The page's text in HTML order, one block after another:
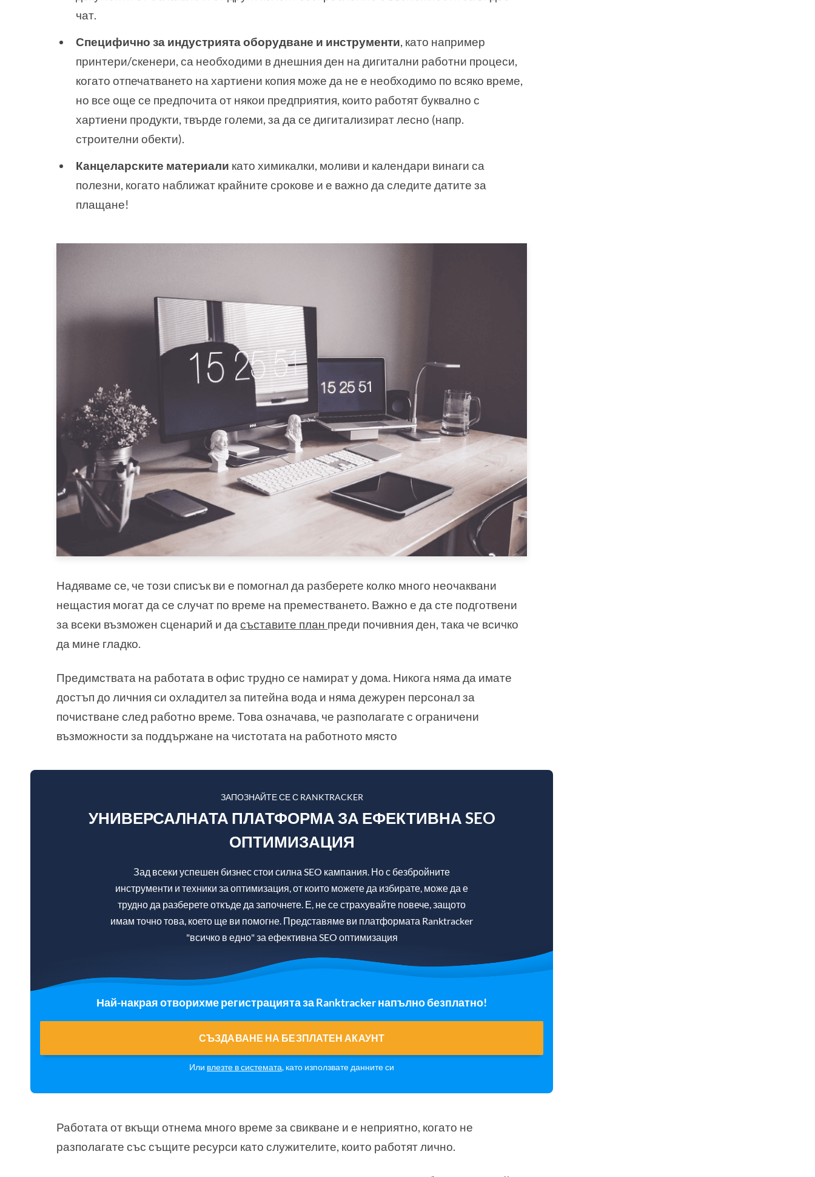
чат.
Специфично за индустрията оборудване и инструменти , като например
принтери/скенери, са необходими в днешния ден на дигитални работни процеси,
когато отпечатването на хартиени копия може да не е необходимо по всяко време,
но все още се предпочита от някои предприятия, които работят буквално с
хартиени продукти, твърде големи, за да се дигитализират лесно (напр.
строителни обекти).
Канцеларските материали като химикалки, моливи и календари винаги са
полезни, когато наближат крайните срокове и е важно да следите датите за
плащане!
Надяваме се, че този списък ви е помогнал да разберете колко много неочаквани
нещастия могат да се случат по време на преместването. Важно е да сте подготвени
за всеки възможен сценарий и дасъставите план преди почивния ден, така че всичко
да мине гладко.
Предимствата на работата в офис трудно се намират у дома. Никога няма да имате
достъп до личния си охладител за питейна вода и няма дежурен персонал за
почистване след работно време. Това означава, че разполагате с ограничени
възможности за поддържане на чистотата на работното място
ЗАПОЗНАЙТЕ СЕ С RANKTRACKER
УНИВЕРСАЛНАТА ПЛАТФОРМА ЗА ЕФЕКТИВНА SEO
ОПТИМИЗАЦИЯ
Зад всеки успешен бизнес стои силна SEO кампания. Но с безбройните
инструменти и техники за оптимизация, от които можете да избирате, може да е
трудно да разберете откъде да започнете. Е, не се страхувайте повече, защото
имам точно това, което ще ви помогне. Представяме ви платформата Ranktracker
"всичко в едно" за ефективна SEO оптимизация
Най-накрая отворихме регистрацията за Ranktracker напълно безплатно!
СЪЗДАВАНЕ НА БЕЗПЛАТЕН АКАУНТ
Или влезте в системата, като използвате данните си
Работата от вкъщи отнема много време за свикване и е неприятно, когато не
разполагате със същите ресурси като служителите, които работят лично.